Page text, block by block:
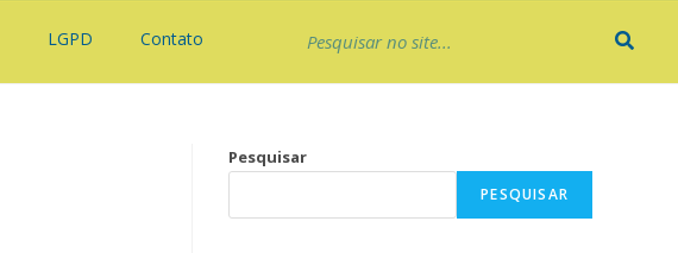
LGPD Contato
Pesquisar
PESQUISAR